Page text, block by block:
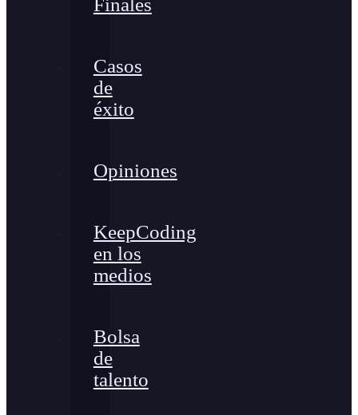
Finales
Casos
de
éxito
Opiniones
KeepCoding
en los
medios
Bolsa
de
talento